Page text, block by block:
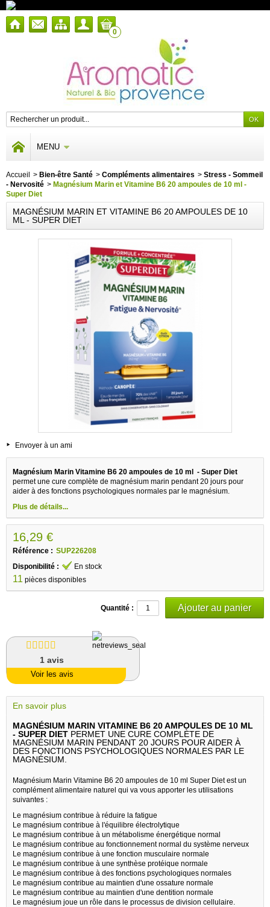
0
MENU
Accueil > Bien-être Santé > Compléments alimentaires > Stress - Sommeil
- Nervosité > Magnésium Marin et Vitamine B6 20 ampoules de 10 ml -
Super Diet
MAGNÉSIUM MARIN ET VITAMINE B6 20 AMPOULES DE 10
ML - SUPER DIET
Envoyer à un ami
Magnésium Marin Vitamine B6 20 ampoules de 10 ml - Super Diet
permet une cure complète de magnésium marin pendant 20 jours pour
aider à des fonctions psychologiques normales par le magnésium.
Plus de détails...
16,29 €
Référence : SUP226208
Disponibilité :
En stock
11 pièces disponibles
Quantité :
1 avis
Voir les avis
En savoir plus
MAGNÉSIUM MARIN VITAMINE B6 20 AMPOULES DE 10 ML
- SUPER DIET PERMET UNE CURE COMPLÈTE DE
MAGNÉSIUM MARIN PENDANT 20 JOURS POUR AIDER À
DES FONCTIONS PSYCHOLOGIQUES NORMALES PAR LE
MAGNÉSIUM.
Magnésium Marin Vitamine B6 20 ampoules de 10 ml Super Diet est un
complément alimentaire naturel qui va vous apporter les utilisations
suivantes :
Le magnésium contribue à réduire la fatigue
Le magnésium contribue à l'équilibre électrolytique
Le magnésium contribue à un métabolisme énergétique normal
Le magnésium contribue au fonctionnement normal du système nerveux
Le magnésium contribue à une fonction musculaire normale
Le magnésium contribue à une synthèse protéique normale
Le magnésium contribue à des fonctions psychologiques normales
Le magnésium contribue au maintien d'une ossature normale
Le magnésium contribue au maintien d'une dentition normale
Le magnésium joue un rôle dans le processus de division cellulaire.